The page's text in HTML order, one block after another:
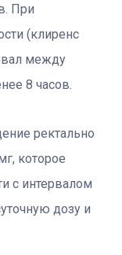
При
(клиренс
между
8 часов.
ректально
которое
с интервалом
дозу и